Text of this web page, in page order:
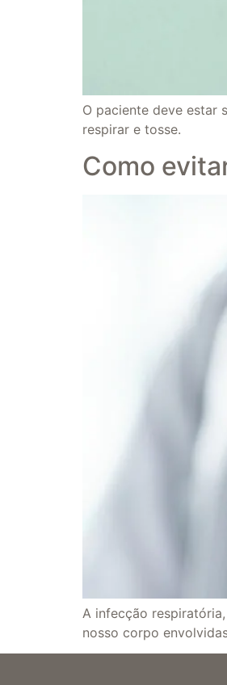
O paciente deve estar
respirar e tosse.
Como
A infecção
nosso corpo